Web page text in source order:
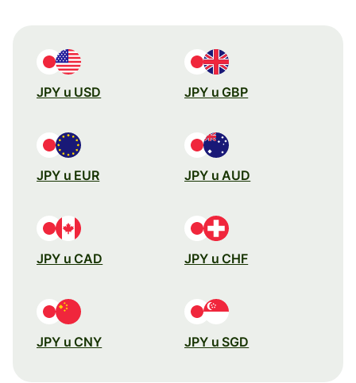
JPY u USD JPY u GBP
JPY u EUR JPY u AUD
JPY u CAD JPY u CHF
JPY u CNY JPY u SGD